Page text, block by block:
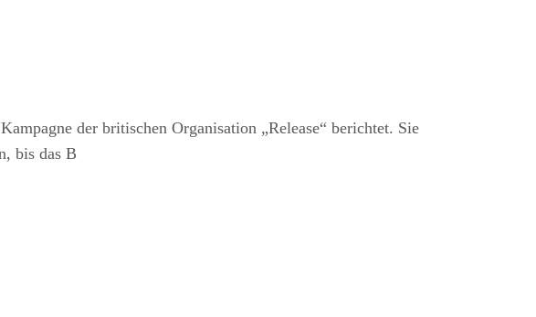
der britischen Organisation „Release“ berichtet. Sie
bis das B